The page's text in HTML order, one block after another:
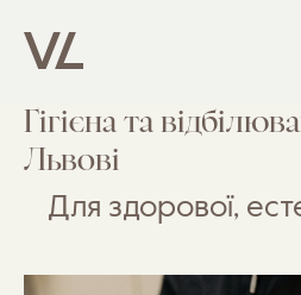
Гігієна та
Львові
Для здорової,